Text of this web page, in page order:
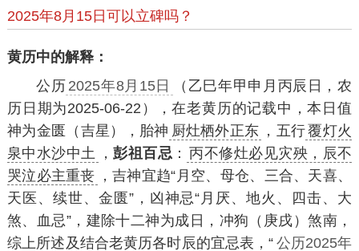
2025年8月15日可以立碑吗？
黄历中的解释：
公历 2025年8月15日
（乙巳年甲申月丙辰日，农
历日期为2025-06-22），在老黄历的记载中，本日值
神为金匮（吉星），胎神 厨灶栖外正东 ，五行覆灯火
泉中水沙中土
，彭祖百忌 ： 丙不修灶必见灾殃，辰不
哭泣必主重丧 ，吉神宜趋“月空、母仓、三合、天喜、
天医、续世、金匮”，凶神忌“月厌、地火、四击、大
煞、血忌”，建除十二神为成日，冲狗（庚戌）煞南，
综上所述及结合老黄历各时辰的宜忌表，“ 公历2025年